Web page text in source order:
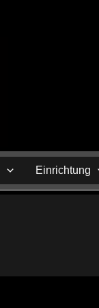
Einrichtung